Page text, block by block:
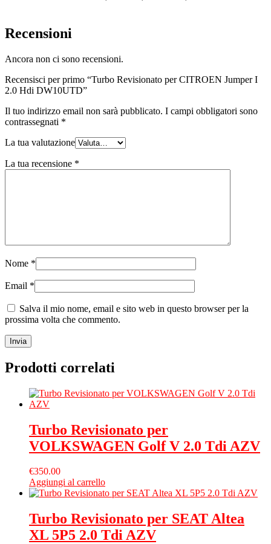
Recensioni
Ancora non ci sono recensioni.
Recensisci per primo “Turbo Revisionato per CITROEN Jumper I
2.0 Hdi DW10UTD”
Il tuo indirizzo email non sarà pubblicato. I campi obbligatori sono
contrassegnati *
La tua valutazione
La tua recensione *
Nome *
Email *
Salva il mio nome, email e sito web in questo browser per la
prossima volta che commento.
Prodotti correlati
Turbo Revisionato per
VOLKSWAGEN Golf V 2.0 Tdi AZV
€350.00
Aggiungi al carrello
Turbo Revisionato per SEAT Altea
XL 5P5 2.0 Tdi AZV